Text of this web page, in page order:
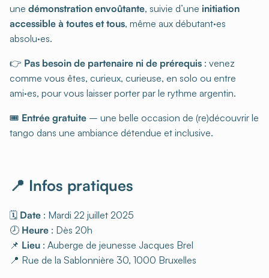
une démonstration envoûtante, suivie d’une initiation
accessible à toutes et tous, même aux débutant·es
absolu·es.
👉 Pas besoin de partenaire ni de prérequis : venez
comme vous êtes, curieux, curieuse, en solo ou entre
ami·es, pour vous laisser porter par le rythme argentin.
🎟️ Entrée gratuite – une belle occasion de (re)découvrir le
tango dans une ambiance détendue et inclusive.
📍 Infos pratiques
🗓 Date : Mardi 22 juillet 2025
🕗 Heure : Dès 20h
📌 Lieu : Auberge de jeunesse Jacques Brel
📍 Rue de la Sablonnière 30, 1000 Bruxelles